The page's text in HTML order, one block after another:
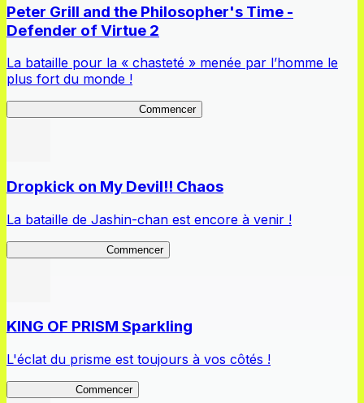
Peter Grill and the Philosopher's Time -
Defender of Virtue 2
La bataille pour la « chasteté » menée par l’homme le
plus fort du monde !
Commencer
Dropkick on My Devil!! Chaos
La bataille de Jashin-chan est encore à venir !
Commencer
KING OF PRISM Sparkling
L'éclat du prisme est toujours à vos côtés !
Commencer